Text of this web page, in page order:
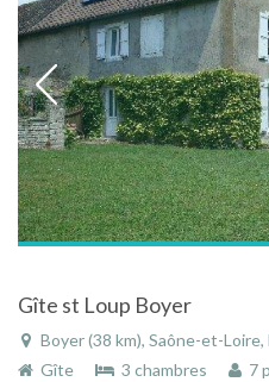
Gîte st Loup Boyer
Boyer (38 km), Saône-et-Loire,
Gîte
3 chambres 7